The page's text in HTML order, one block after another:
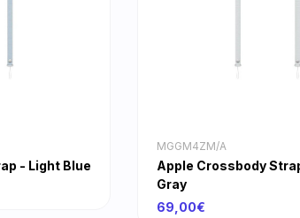
- Light Blue
MGGM4ZM/A
Apple Crossbody
Gray
69,00€